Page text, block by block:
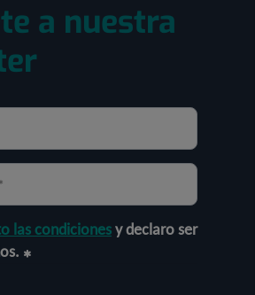
a nuestra
las condicionesy declaro ser